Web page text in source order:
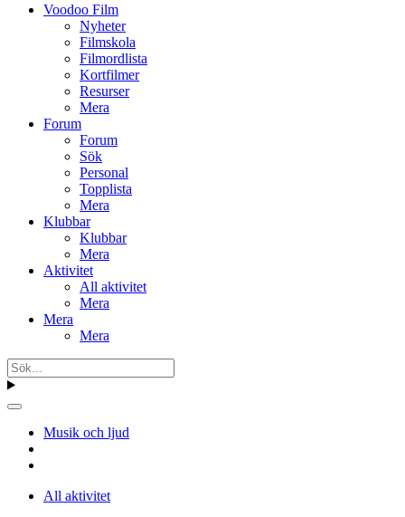
Voodoo Film
Nyheter
Filmskola
Filmordlista
Kortfilmer
Resurser
Mera
Forum
Forum
Sök
Personal
Topplista
Mera
Klubbar
Klubbar
Mera
Aktivitet
All aktivitet
Mera
Mera
Mera
Musik och ljud
All aktivitet